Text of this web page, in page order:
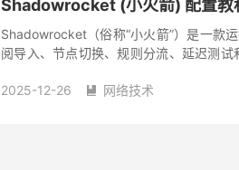
Shadowrocket (小火箭) 配置教
Shadowrocket（俗称“小火箭”）是一款
阅导入、节点切换、规则分流、延迟测
2025-12-26
 网络技术